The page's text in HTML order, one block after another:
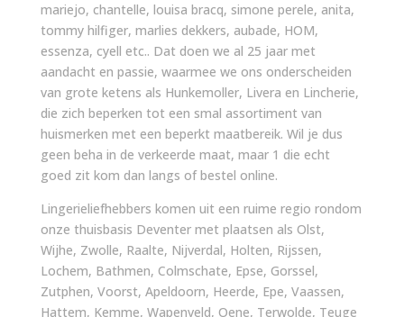
mariejo, chantelle, louisa bracq, simone perele, anita,
tommy hilfiger, marlies dekkers, aubade, HOM,
essenza, cyell etc.. Dat doen we al 25 jaar met
aandacht en passie, waarmee we ons onderscheiden
van grote ketens als Hunkemoller, Livera en Lincherie,
die zich beperken tot een smal assortiment van
huismerken met een beperkt maatbereik. Wil je dus
geen beha in de verkeerde maat, maar 1 die echt
goed zit kom dan langs of bestel online.
Lingerieliefhebbers komen uit een ruime regio rondom
onze thuisbasis Deventer met plaatsen als Olst,
Wijhe, Zwolle, Raalte, Nijverdal, Holten, Rijssen,
Lochem, Bathmen, Colmschate, Epse, Gorssel,
Zutphen, Voorst, Apeldoorn, Heerde, Epe, Vaassen,
Hattem, Kemme, Wapenveld, Oene, Terwolde, Teuge